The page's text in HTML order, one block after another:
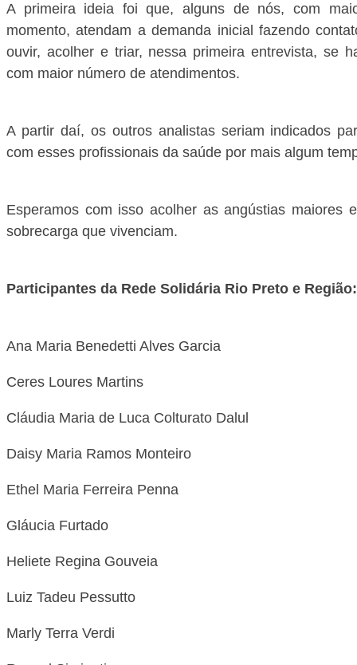
A primeira ideia foi que, alguns de nós, com
momento, atendam a demanda inicial fazendo
ouvir, acolher e triar, nessa primeira entrevista, se
com maior número de atendimentos.
A partir daí, os outros analistas seriam indicados
com esses profissionais da saúde por mais algum
Esperamos com isso acolher as angústias maiores
sobrecarga que vivenciam.
Participantes da Rede Solidária Rio Preto e Região:
Ana Maria Benedetti Alves Garcia
Ceres Loures Martins
Cláudia Maria de Luca Colturato Dalul
Daisy Maria Ramos Monteiro
Ethel Maria Ferreira Penna
Gláucia Furtado
Heliete Regina Gouveia
Luiz Tadeu Pessutto
Marly Terra Verdi